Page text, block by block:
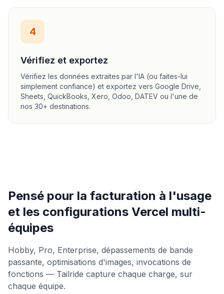
4
Vérifiez et exportez
Vérifiez les données extraites par l'IA (ou faites-lui
simplement confiance) et exportez vers Google Drive,
Sheets, QuickBooks, Xero, Odoo, DATEV ou l'une de
nos 30+ destinations.
Pensé pour la facturation à l'usage
et les configurations Vercel multi-
équipes
Hobby, Pro, Enterprise, dépassements de bande
passante, optimisations d'images, invocations de
fonctions — Tailride capture chaque charge, sur
chaque équipe.